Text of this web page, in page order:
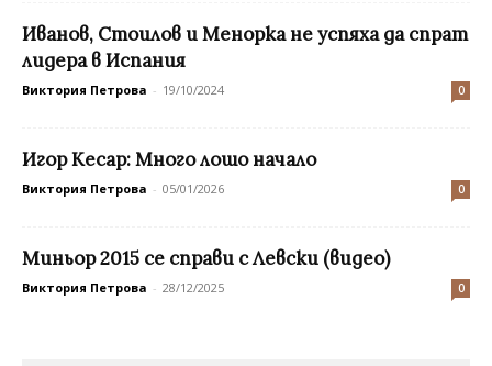
Иванов, Стоилов и Менорка не успяха да спрат
лидера в Испания
Виктория Петрова - 19/10/2024 0
Игор Кесар: Много лошо начало
Виктория Петрова - 05/01/2026 0
Миньор 2015 се справи с Левски (видео)
Виктория Петрова - 28/12/2025 0